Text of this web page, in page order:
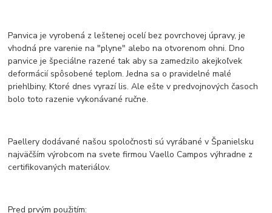
Panvica je vyrobená z leštenej ocelí bez povrchovej úpravy, je
vhodná pre varenie na "plyne" alebo na otvorenom ohni. Dno
panvice je špeciálne razené tak aby sa zamedzilo akejkoľvek
deformácií spôsobené teplom. Jedna sa o pravidelné malé
priehlbiny, Ktoré dnes vyrazí lis. Ale ešte v predvojnových časoch
bolo toto razenie vykonávané ručne.
Paellery dodávané našou spoločnosti sú vyrábané v Španielsku
najväčším výrobcom na svete firmou Vaello Campos výhradne z
certifikovaných materiálov.
Pred prvým použitím: